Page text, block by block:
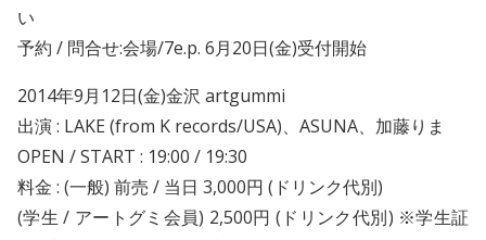
い
予約 / 問合せ:会場/7e.p. 6月20日(金)受付開始
2014年9月12日(金)金沢 artgummi
出演 : LAKE (from K records/USA)、ASUNA、加藤りま
OPEN / START : 19:00 / 19:30
料金 : (一般) 前売 / 当日 3,000円 (ドリンク代別)
(学生 / アートグミ会員) 2,500円 (ドリンク代別) ※学生証